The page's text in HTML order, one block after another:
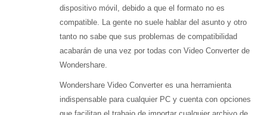
dispositivo móvil, debido a que el formato no es
compatible. La gente no suele hablar del asunto y otro
tanto no sabe que sus problemas de compatibilidad
acabarán de una vez por todas con Video Converter de
Wondershare.
Wondershare Video Converter es una herramienta
indispensable para cualquier PC y cuenta con opciones